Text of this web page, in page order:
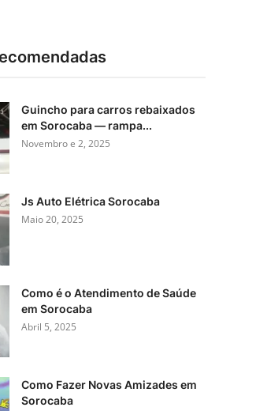
Guincho para carros rebaixados
em Sorocaba — rampa...
Novembro e 2, 2025
Js Auto Elétrica Sorocaba
Maio 20, 2025
Como é o Atendimento de Saúde
em Sorocaba
Abril 5, 2025
Como Fazer Novas Amizades em
Sorocaba